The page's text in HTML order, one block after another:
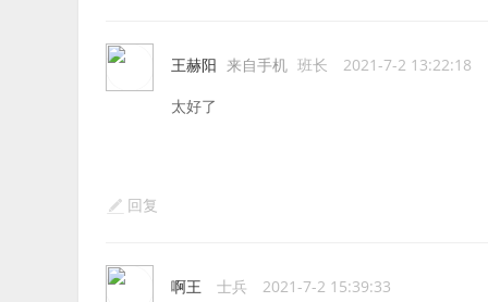
王赫阳 来自手机 班长 2021-7-2 13:22:18
太好了
回复
啊王 士兵 2021-7-2 15:39:33